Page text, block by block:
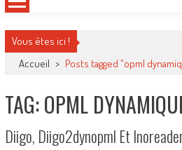
Vous êtes ici !
Accueil > Posts tagged "opml
TAG: OPML
Diigo, Diigo2dynopml Et